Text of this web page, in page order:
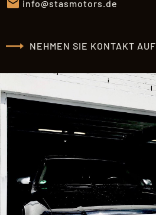
info@stasmotors.de
NEHMEN SIE KONTAKT AUF